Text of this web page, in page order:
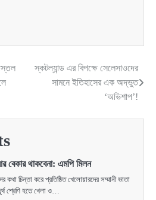
স্কটল্যান্ড এর বিপক্ষে সেলেসাওদের
সামনে ইতিহাসের এক অদ্ভুত
‘অভিশাপ’!
বেকার থাকবেনা: এমপি মিলন
চিন্তা করে প্রতিষ্ঠিত খেলোয়ারদের সম্মানী ভাতা
শ্রেণি হতে খেলা ও…